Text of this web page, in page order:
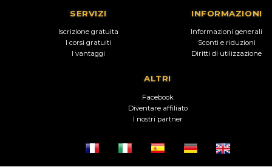
SERVIZI
Iscrizione gratuita
I corsi gratuiti
I vantaggi
INFORMAZIONI
Informazioni generali
Sconti e riduzioni
Diritti di utilizzazione
ALTRI
Facebook
Diventare affiliato
I nostri partner